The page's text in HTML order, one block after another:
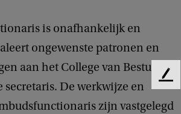
is onafhankelijk en
ongewenste patronen en
aan het College van Bestuur,
secretaris. De werkwijze en
zijn vastgelegd
F
e